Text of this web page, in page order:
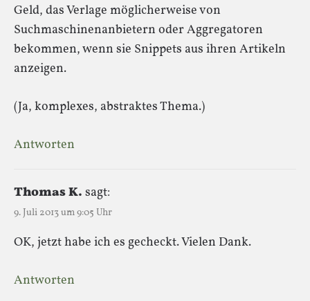
Geld, das Verlage möglicherweise von
Suchmaschinenanbietern oder Aggregatoren
bekommen, wenn sie Snippets aus ihren Artikeln
anzeigen.
(Ja, komplexes, abstraktes Thema.)
Antworten
Thomas K. sagt:
9. Juli 2013 um 9:05 Uhr
OK, jetzt habe ich es gecheckt. Vielen Dank.
Antworten